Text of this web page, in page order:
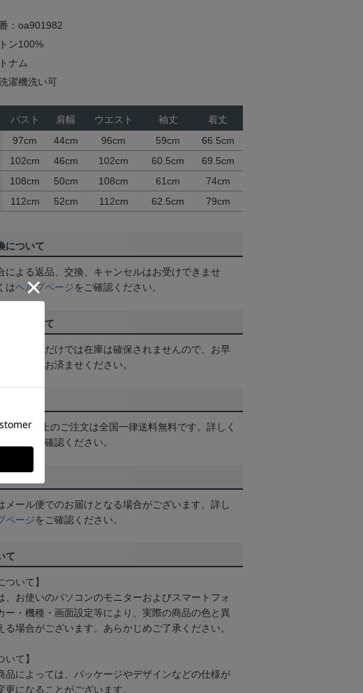
：oa901982
ン100%
ナム
濯機洗い可
バスト 肩幅 ウエスト 袖丈
着丈
97cm 44cm 96cm 59cm
66.5cm
102cm 46cm 102cm 60.5cm
69.5cm
108cm 50cm 108cm 61cm
74cm
112cm 52cm 112cm 62.5cm 79cm
について
による返品、交換、キャンセルはお受けできませ
はヘルプページをご確認ください。
定について
に入れるだけでは在庫は確保されませんので、お早
手続きをお済ませください。
込）以上のご注文は全国一律送料無料です。詳しく
をご確認ください。
メール便でのお届けとなる場合がございます。詳し
ページをご確認ください。
て
ついて】
、お使いのパソコンのモニターおよびスマートフォ
ー・機種・画面設定等により、実際の商品の色と異
る場合がございます。あらかじめご了承ください。
いて】
品によっては、パッケージやデザインなどの仕様が
更になることがございます。